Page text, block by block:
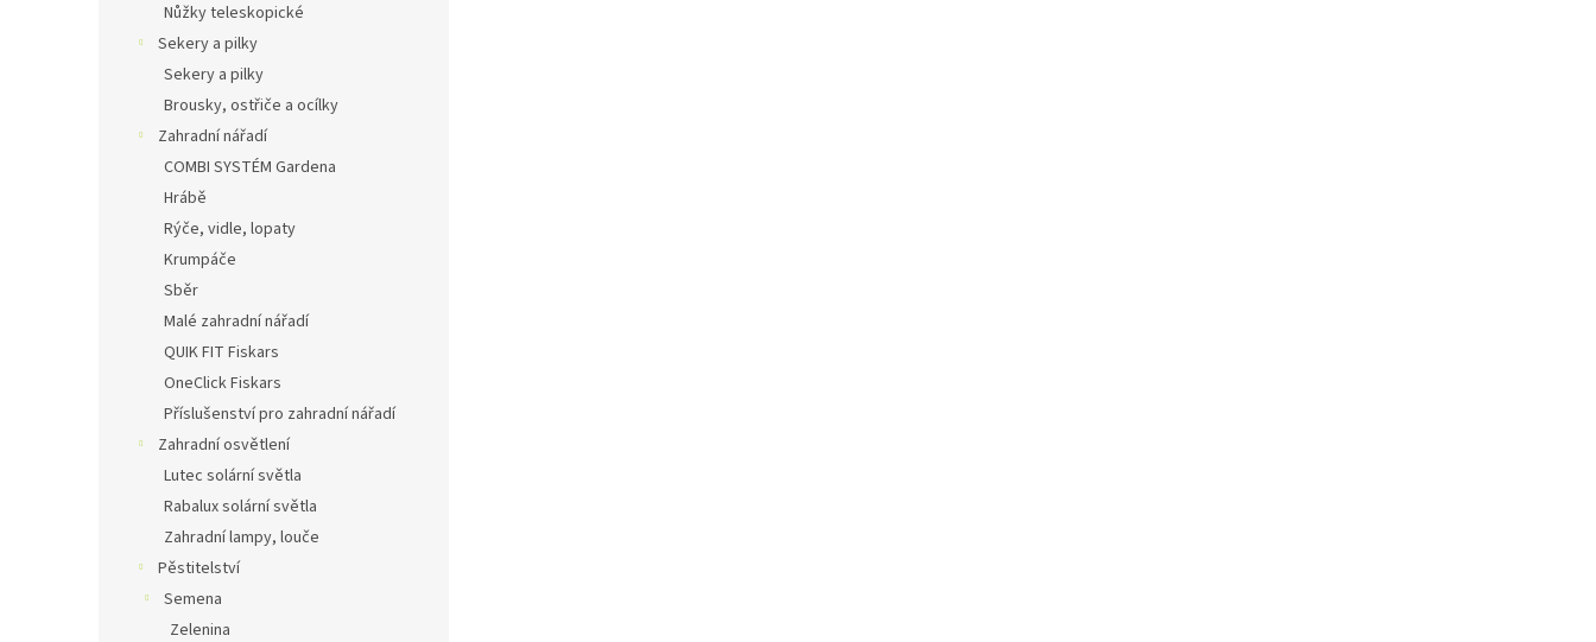
Nůžky teleskopické
Sekery a pilky
Sekery a pilky
Brousky, ostřiče a ocílky
Zahradní nářadí
COMBI SYSTÉM Gardena
Hrábě
Rýče, vidle, lopaty
Krumpáče
Sběr
Malé zahradní nářadí
QUIK FIT Fiskars
OneClick Fiskars
Příslušenství pro zahradní nářadí
Zahradní osvětlení
Lutec solární světla
Rabalux solární světla
Zahradní lampy, louče
Pěstitelství
Semena
Zelenina